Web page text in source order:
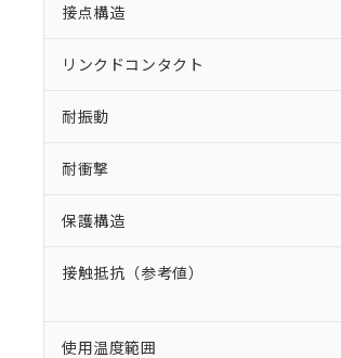
接点構造
リンクドコンタクト
耐振動
耐衝撃
保護構造
接触抵抗（参考値）
使用温度範囲